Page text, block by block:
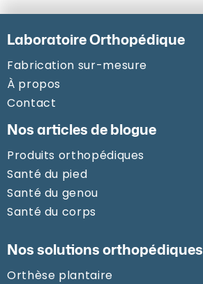
Laboratoire Orthopédique
Fabrication sur-mesure
À propos
Contact
Nos articles de blogue
Produits orthopédiques
Santé du pied
Santé du genou
Santé du corps
Nos solutions orthopédiques
Orthèse plantaire